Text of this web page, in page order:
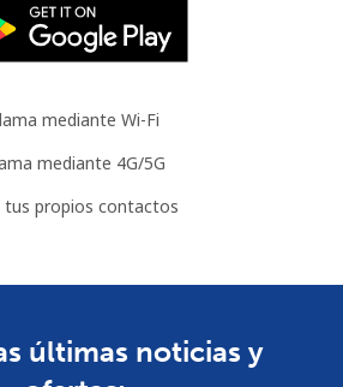
mediante Wi-Fi
mediante 4G/5G
tus propios contactos
últimas noticias y